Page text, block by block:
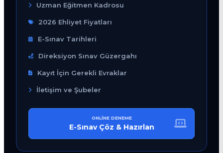
Uzman Eğitmen Kadrosu
2026 Ehliyet Fiyatları
E-Sınav Tarihleri
Direksiyon Sınav Güzergahı
Kayıt İçin Gerekli Evraklar
İletişim ve Şubeler
ONLINE DENEME
E-Sınav Çöz & Hazırlan